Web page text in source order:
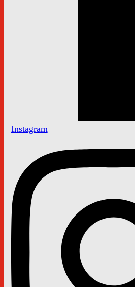
Instagram